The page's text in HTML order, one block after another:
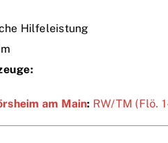
Hilfeleistung
am Main: RW/TM (Flö.